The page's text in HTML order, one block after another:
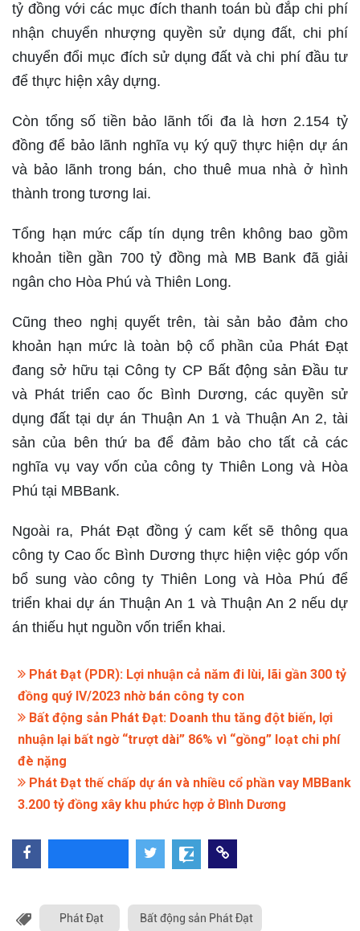
tỷ đồng với các mục đích thanh toán bù đắp chi phí
nhận chuyển nhượng quyền sử dụng đất, chi phí
chuyển đổi mục đích sử dụng đất và chi phí đầu tư
để thực hiện xây dựng.
Còn tổng số tiền bảo lãnh tối đa là hơn 2.154 tỷ
đồng để bảo lãnh nghĩa vụ ký quỹ thực hiện dự án
và bảo lãnh trong bán, cho thuê mua nhà ở hình
thành trong tương lai.
Tổng hạn mức cấp tín dụng trên không bao gồm
khoản tiền gần 700 tỷ đồng mà MB Bank đã giải
ngân cho Hòa Phú và Thiên Long.
Cũng theo nghị quyết trên, tài sản bảo đảm cho
khoản hạn mức là toàn bộ cổ phần của Phát Đạt
đang sở hữu tại Công ty CP Bất động sản Đầu tư
và Phát triển cao ốc Bình Dương, các quyền sử
dụng đất tại dự án Thuận An 1 và Thuận An 2, tài
sản của bên thứ ba để đảm bảo cho tất cả các
nghĩa vụ vay vốn của công ty Thiên Long và Hòa
Phú tại MBBank.
Ngoài ra, Phát Đạt đồng ý cam kết sẽ thông qua
công ty Cao ốc Bình Dương thực hiện việc góp vốn
bổ sung vào công ty Thiên Long và Hòa Phú để
triển khai dự án Thuận An 1 và Thuận An 2 nếu dự
án thiếu hụt nguồn vốn triển khai.
Phát Đạt (PDR): Lợi nhuận cả năm đi lùi, lãi gần 300 tỷ
đồng quý IV/2023 nhờ bán công ty con
Bất động sản Phát Đạt: Doanh thu tăng đột biến, lợi
nhuận lại bất ngờ “trượt dài” 86% vì “gồng” loạt chi phí
đè nặng
Phát Đạt thế chấp dự án và nhiều cổ phần vay MBBank
3.200 tỷ đồng xây khu phức hợp ở Bình Dương
Phát Đạt Bất động sản Phát Đạt